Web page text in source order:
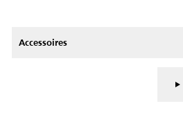
Accessoires